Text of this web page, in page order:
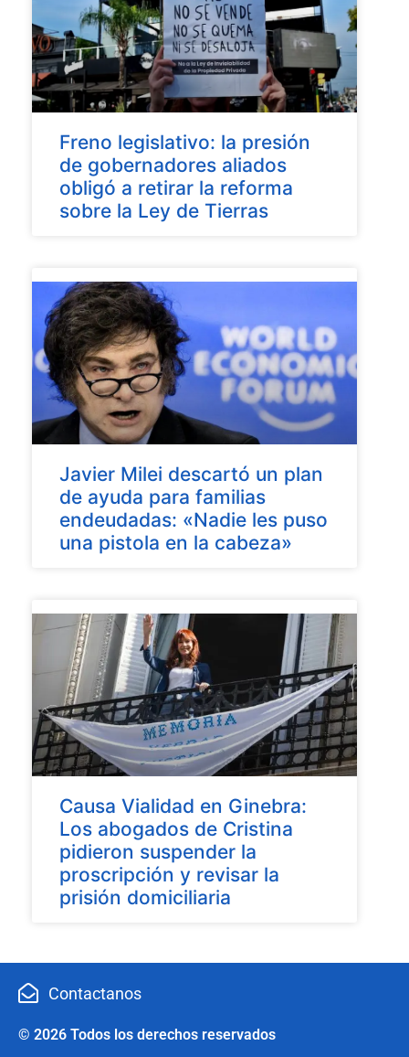
Freno legislativo: la presión
de gobernadores aliados
obligó a retirar la reforma
sobre la Ley de Tierras
Javier Milei descartó un plan
de ayuda para familias
endeudadas: «Nadie les puso
una pistola en la cabeza»
Causa Vialidad en Ginebra:
Los abogados de Cristina
pidieron suspender la
proscripción y revisar la
prisión domiciliaria
Contactanos
© 2026 Todos los derechos reservados